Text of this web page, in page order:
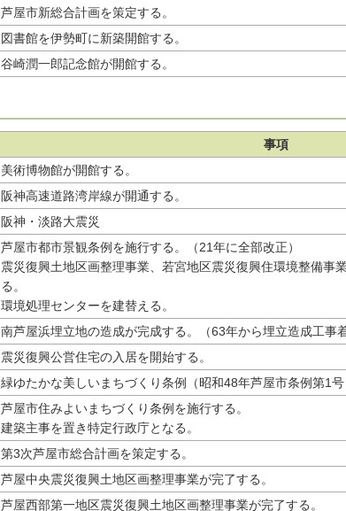
芦屋市新総合計画を策定する。
図書館を伊勢町に新築開館する。
谷崎潤一郎記念館が開館する。
事項
美術博物館が開館する。
阪神高速道路湾岸線が開通する。
阪神・淡路大震災
芦屋市都市景観条例を施行する。（21年に全部改正）
震災復興土地区画整理事業、若宮地区震災復興住環境整備事
る。
環境処理センターを建替える。
南芦屋浜埋立地の造成が完成する。（63年から埋立造成工事
震災復興公営住宅の入居を開始する。
緑ゆたかな美しいまちづくり条例（昭和48年芦屋市条例第1
芦屋市住みよいまちづくり条例を施行する。
建築主事を置き特定行政庁となる。
第3次芦屋市総合計画を策定する。
芦屋中央震災復興土地区画整理事業が完了する。
芦屋西部第一地区震災復興土地区画整理事業が完了する。